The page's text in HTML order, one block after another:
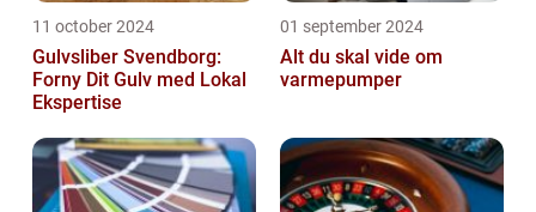
11 october 2024
Gulvsliber Svendborg:
Forny Dit Gulv med Lokal
Ekspertise
01 september 2024
Alt du skal vide om
varmepumper